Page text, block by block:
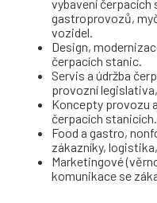
vybavení čerpacích
gastroprovozů,
vozidel.
Design,
čerpacích stanic.
Servis a údržba
provozní
Koncepty provozu
čerpacích stanicích.
Food a gastro,
zákazníky,
Marketingové
komunikace se